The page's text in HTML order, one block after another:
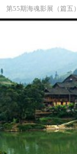
第55期海魂影展（篇五）